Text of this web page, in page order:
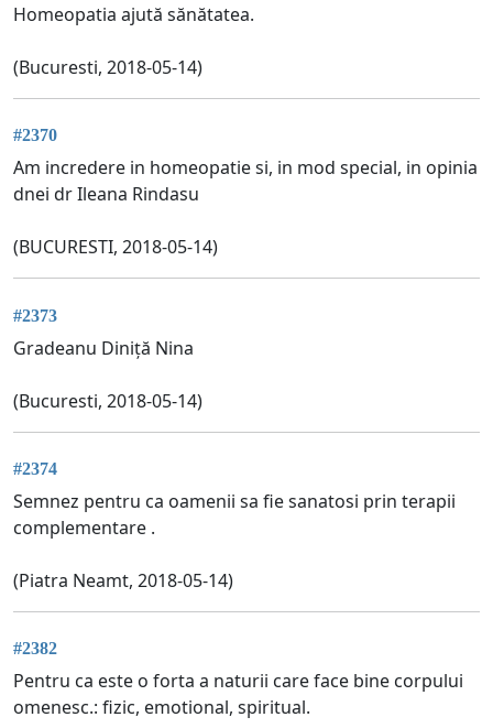
Homeopatia ajută sănătatea.
(Bucuresti, 2018-05-14)
#2370
Am incredere in homeopatie si, in mod special, in opinia
dnei dr Ileana Rindasu
(BUCURESTI, 2018-05-14)
#2373
Gradeanu Diniță Nina
(Bucuresti, 2018-05-14)
#2374
Semnez pentru ca oamenii sa fie sanatosi prin terapii
complementare .
(Piatra Neamt, 2018-05-14)
#2382
Pentru ca este o forta a naturii care face bine corpului
omenesc.: fizic, emotional, spiritual.